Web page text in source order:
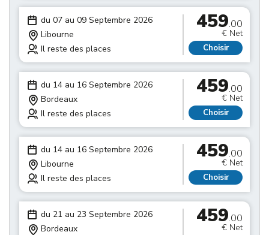
du 07 au 09 Septembre 2026
Libourne
Il reste des places
459.00
€ Net
Choisir
du 14 au 16 Septembre 2026
Bordeaux
Il reste des places
459.00
€ Net
Choisir
du 14 au 16 Septembre 2026
Libourne
Il reste des places
459.00
€ Net
Choisir
du 21 au 23 Septembre 2026
Bordeaux
459.00
€ Net